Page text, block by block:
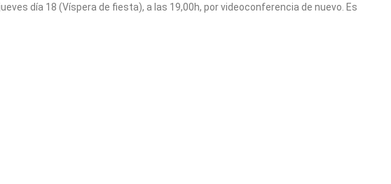
día 18 (Víspera de fiesta), a las 19,00h, por videoconferencia de nuevo. Es